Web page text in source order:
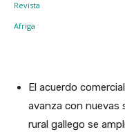
El acuerdo
avanza con nuevas
rural gallego se